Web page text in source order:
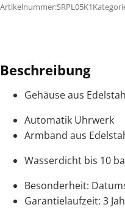
Edition
Artikelnummer:SRPL05K1
Beschreibung
Gehäuse aus
Automatik Uhrwerk
Armband aus
Wasserdicht bis 10
Besonderheit:
Garantielaufzeit: 3